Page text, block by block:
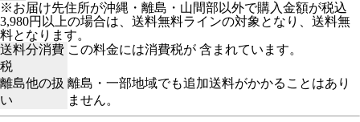
※お届け先住所が沖縄・離島・山間部以外で購入金額が税込
3,980円以上の場合は、送料無料ラインの対象となり、送料無
料となります。
送料分消費
税
この料金には消費税が 含まれています。
離島他の扱
い
離島・一部地域でも追加送料がかかることはあり
ません。